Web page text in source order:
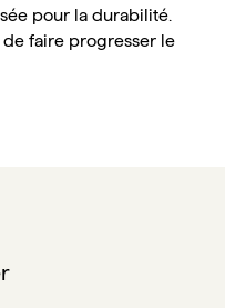
pour la durabilité.
de faire progresser le